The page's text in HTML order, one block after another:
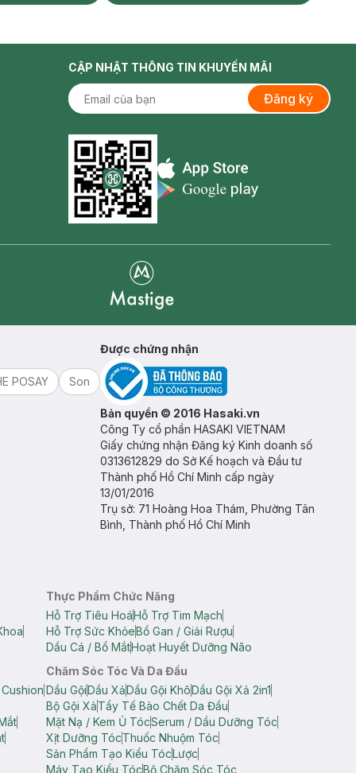
CẬP NHẬT THÔNG TIN KHUYẾN MÃI
Đăng ký
Appstore icon
POSAY
Son
Được chứng nhận
Bản quyền © 2016 Hasaki.vn
Công Ty cổ phần HASAKI VIETNAM
Giấy chứng nhận Đăng ký Kinh doanh số
0313612829 do Sở Kế hoạch và Đầu tư
Thành phố Hồ Chí Minh cấp ngày
13/01/2016
Trụ sở: 71 Hoàng Hoa Thám, Phường Tân
Bình, Thành phố Hồ Chí Minh
Thực Phẩm Chức Năng
Hỗ Trợ Tiêu HoáHỗ Trợ Tim Mạch
Hỗ Trợ Sức KhỏeBổ Gan / Giải Rượu
Dầu Cá / Bổ MắtHoạt Huyết Dưỡng Não
Chăm Sóc Tóc Và Da Đầu
Dầu GộiDầu XảDầu Gội KhôDầu Gội Xả 2in1
Bộ Gội XảTẩy Tế Bào Chết Da Đầu
Mặt Nạ / Kem Ủ TócSerum / Dầu Dưỡng Tóc
Xịt Dưỡng TócThuốc Nhuộm Tóc
Sản Phẩm Tạo Kiểu TócLược
Máy Tạo Kiểu TócBộ Chăm Sóc Tóc